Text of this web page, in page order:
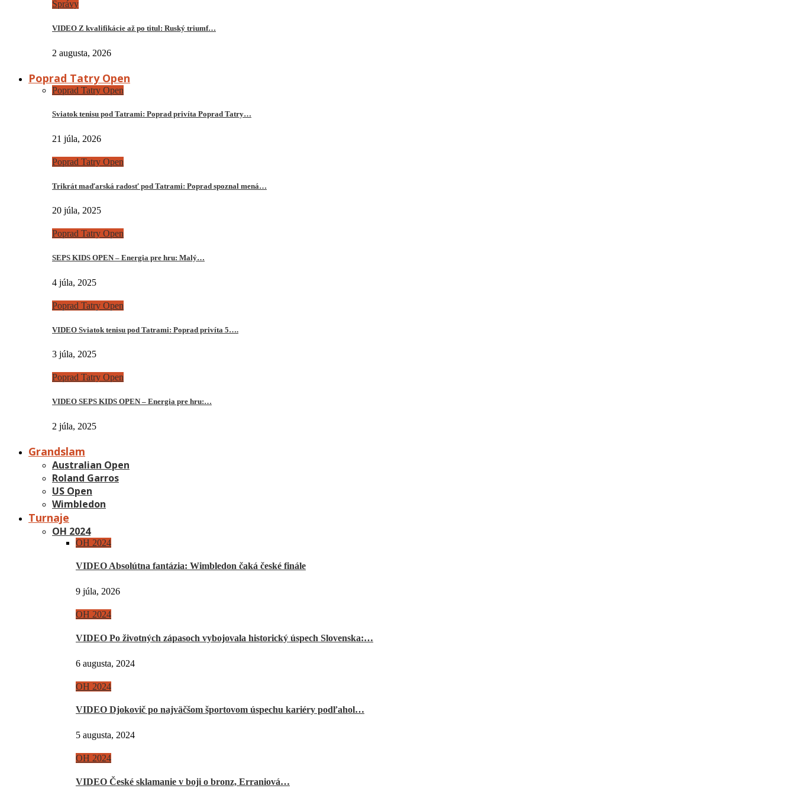
Správy
VIDEO Z kvalifikácie až po titul: Ruský triumf…
2 augusta, 2026
Poprad Tatry Open
Poprad Tatry Open
Sviatok tenisu pod Tatrami: Poprad privíta Poprad Tatry…
21 júla, 2026
Poprad Tatry Open
Trikrát maďarská radosť pod Tatrami: Poprad spoznal mená…
20 júla, 2025
Poprad Tatry Open
SEPS KIDS OPEN – Energia pre hru: Malý…
4 júla, 2025
Poprad Tatry Open
VIDEO Sviatok tenisu pod Tatrami: Poprad privíta 5….
3 júla, 2025
Poprad Tatry Open
VIDEO SEPS KIDS OPEN – Energia pre hru:…
2 júla, 2025
Grandslam
Australian Open
Roland Garros
US Open
Wimbledon
Turnaje
OH 2024
OH 2024
VIDEO Absolútna fantázia: Wimbledon čaká české finále
9 júla, 2026
OH 2024
VIDEO Po životných zápasoch vybojovala historický úspech Slovenska:…
6 augusta, 2024
OH 2024
VIDEO Djokovič po najväčšom športovom úspechu kariéry podľahol…
5 augusta, 2024
OH 2024
VIDEO České sklamanie v boji o bronz, Erraniová…